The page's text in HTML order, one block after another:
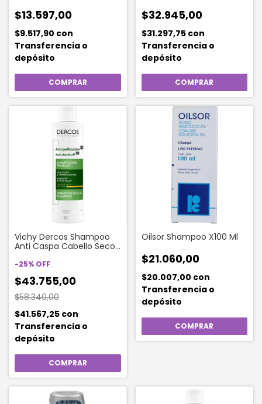
$13.597,00
$9.517,90 con
Transferencia o
depósito
$32.945,00
$31.297,75 con
Transferencia o
depósito
Vichy Dercos Shampoo
Anti Caspa Cabello Seco
-25% OFF
$43.755,00
$58.340,00
$41.567,25 con
Transferencia o
depósito
Oilsor Shampoo X100 Ml
$21.060,00
$20.007,00 con
Transferencia o
depósito